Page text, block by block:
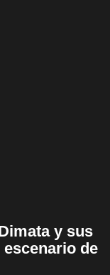
y sus
de